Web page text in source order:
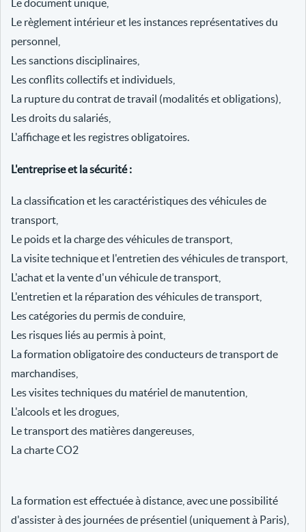
Le document unique,
Le règlement intérieur et les instances représentatives du
personnel,
Les sanctions disciplinaires,
Les conflits collectifs et individuels,
La rupture du contrat de travail (modalités et obligations),
Les droits du salariés,
L'affichage et les registres obligatoires.
L'entreprise et la sécurité :
La classification et les caractéristiques des véhicules de
transport,
Le poids et la charge des véhicules de transport,
La visite technique et l'entretien des véhicules de transport,
L'achat et la vente d'un véhicule de transport,
L'entretien et la réparation des véhicules de transport,
Les catégories du permis de conduire,
Les risques liés au permis à point,
La formation obligatoire des conducteurs de transport de
marchandises,
Les visites techniques du matériel de manutention,
L'alcools et les drogues,
Le transport des matières dangereuses,
La charte CO2
La formation est effectuée à distance, avec une possibilité
d'assister à des journées de présentiel (uniquement à Paris),